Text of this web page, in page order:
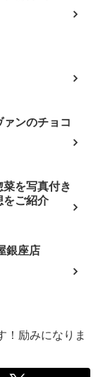
ンのチョコ
を写真付き
をご紹介
銀座店
！励みになりま